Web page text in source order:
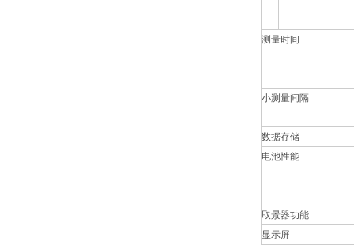
测量时间
小测量间隔
数据存储
电池性能
取景器功能
显示屏